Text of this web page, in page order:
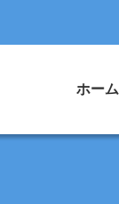
ホーム